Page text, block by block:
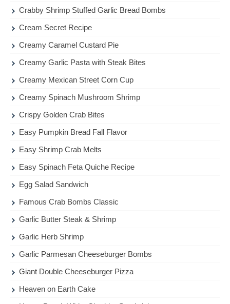
Crabby Shrimp Stuffed Garlic Bread Bombs
Cream Secret Recipe
Creamy Caramel Custard Pie
Creamy Garlic Pasta with Steak Bites
Creamy Mexican Street Corn Cup
Creamy Spinach Mushroom Shrimp
Crispy Golden Crab Bites
Easy Pumpkin Bread Fall Flavor
Easy Shrimp Crab Melts
Easy Spinach Feta Quiche Recipe
Egg Salad Sandwich
Famous Crab Bombs Classic
Garlic Butter Steak & Shrimp
Garlic Herb Shrimp
Garlic Parmesan Cheeseburger Bombs
Giant Double Cheeseburger Pizza
Heaven on Earth Cake